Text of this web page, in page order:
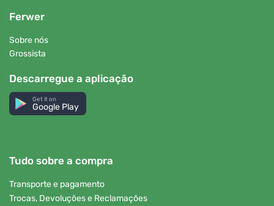
Ferwer
Sobre nós
Grossista
Descarregue a aplicação
Get it on
Google Play
Tudo sobre a compra
Transporte e pagamento
Trocas, Devoluções e Reclamações